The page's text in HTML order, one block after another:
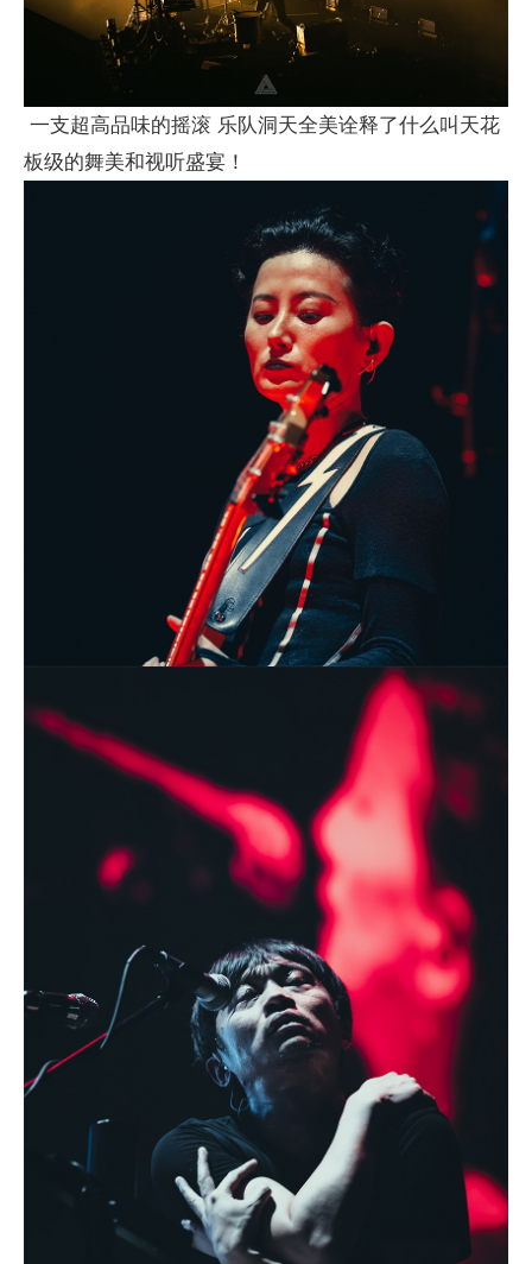
一支超高品味的摇滚 乐队洞天全美诠释了什么叫天花
板级的舞美和视听盛宴！